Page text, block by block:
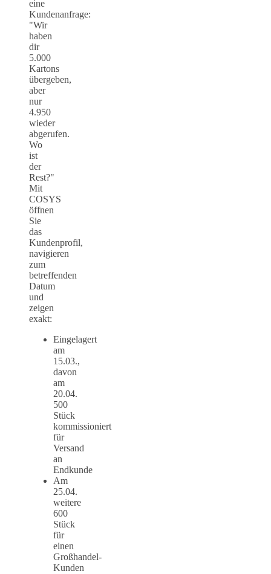
eine
Kundenanfrage:
"Wir
haben
dir
5.000
Kartons
übergeben,
aber
nur
4.950
wieder
abgerufen.
Wo
ist
der
Rest?"
Mit
COSYS
öffnen
Sie
das
Kundenprofil,
navigieren
zum
betreffenden
Datum
und
zeigen
exakt:
Eingelagert
am
15.03.,
davon
am
20.04.
500
Stück
kommissioniert
für
Versand
an
Endkunde
Am
25.04.
weitere
600
Stück
für
einen
Großhandel-
Kunden